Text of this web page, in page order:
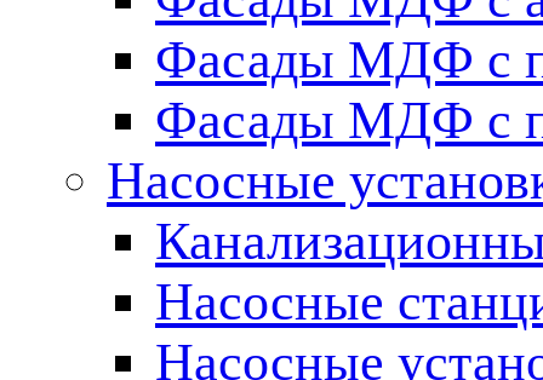
Фасады МДФ с
Фасады МДФ с
Насосные
Насосные
Насосные